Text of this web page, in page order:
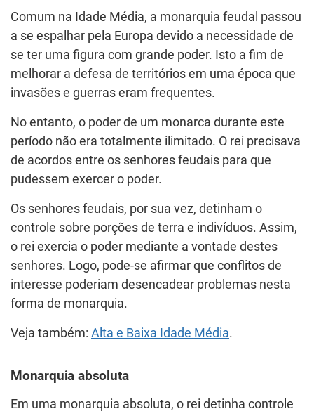
Comum na Idade Média, a monarquia feudal passou
a se espalhar pela Europa devido a necessidade de
se ter uma figura com grande poder. Isto a fim de
melhorar a defesa de territórios em uma época que
invasões e guerras eram frequentes.
No entanto, o poder de um monarca durante este
período não era totalmente ilimitado. O rei precisava
de acordos entre os senhores feudais para que
pudessem exercer o poder.
Os senhores feudais, por sua vez, detinham o
controle sobre porções de terra e indivíduos. Assim,
o rei exercia o poder mediante a vontade destes
senhores. Logo, pode-se afirmar que conflitos de
interesse poderiam desencadear problemas nesta
forma de monarquia.
Veja também: Alta e Baixa Idade Média.
Monarquia absoluta
Em uma monarquia absoluta, o rei detinha controle